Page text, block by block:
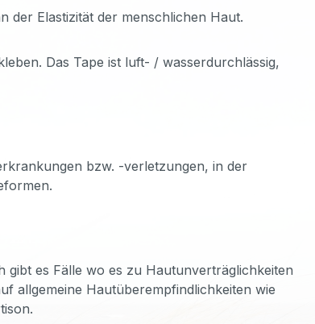
der Elastizität der menschlichen Haut.
Das Tape ist luft- / wasserdurchlässig,
bzw. -verletzungen, in der
gibt es Fälle wo es zu Hautunverträglichkeiten
allgemeine Hautüberempfindlichkeiten wie